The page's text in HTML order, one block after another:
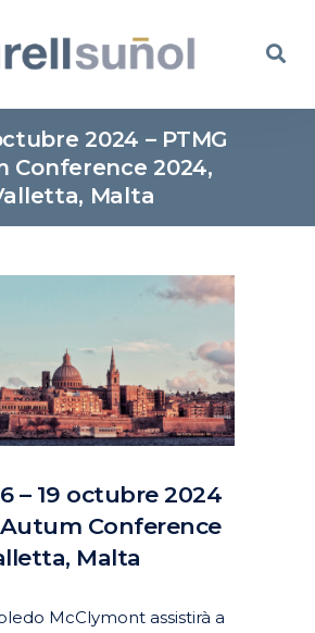
2024 – PTMG
Conference 2024,
Malta
– 19 octubre 2024
Autum Conference
Malta
McClymont assistirà a